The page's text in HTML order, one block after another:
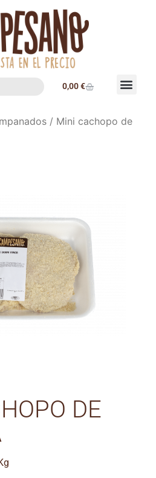
0,00€
/ Mini cachopo de
DE